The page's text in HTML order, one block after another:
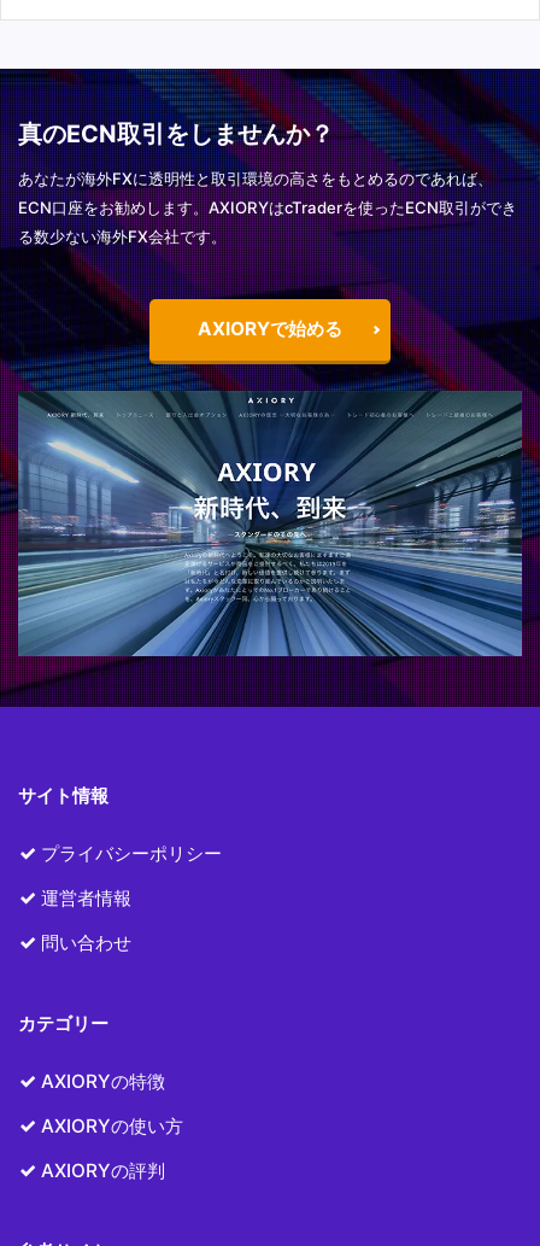
真のECN取引をしませんか？
あなたが海外FXに透明性と取引環境の高さをもとめるのであれば、
ECN口座をお勧めします。AXIORYはcTraderを使ったECN取引ができ
る数少ない海外FX会社です。
AXIORYで始める
サイト情報
プライバシーポリシー
運営者情報
問い合わせ
カテゴリー
AXIORYの特徴
AXIORYの使い方
AXIORYの評判